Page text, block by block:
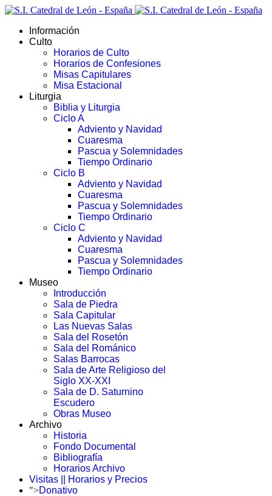
Información
Culto
Horarios de Culto
Horarios de Confesiones
Misas Capitulares
Misa Estacional
Liturgia
Biblia y Liturgia
Ciclo A
Adviento y Navidad
Cuaresma
Pascua y Solemnidades
Tiempo Ordinario
Ciclo B
Adviento y Navidad
Cuaresma
Pascua y Solemnidades
Tiempo Ordinario
Ciclo C
Adviento y Navidad
Cuaresma
Pascua y Solemnidades
Tiempo Ordinario
Museo
Introducción
Sala de Piedra
Sala Capitular
Las Nuevas Salas
Sala del Rosetón
Sala del Románico
Salas Barrocas
Sala de Arte Religioso del
Siglo XX-XXI
Sala de D. Saturnino
Escudero
Obras Museo
Archivo
Historia
Fondo Documental
Bibliografía
Horarios Archivo
Visitas || Horarios y Precios
">Donativo